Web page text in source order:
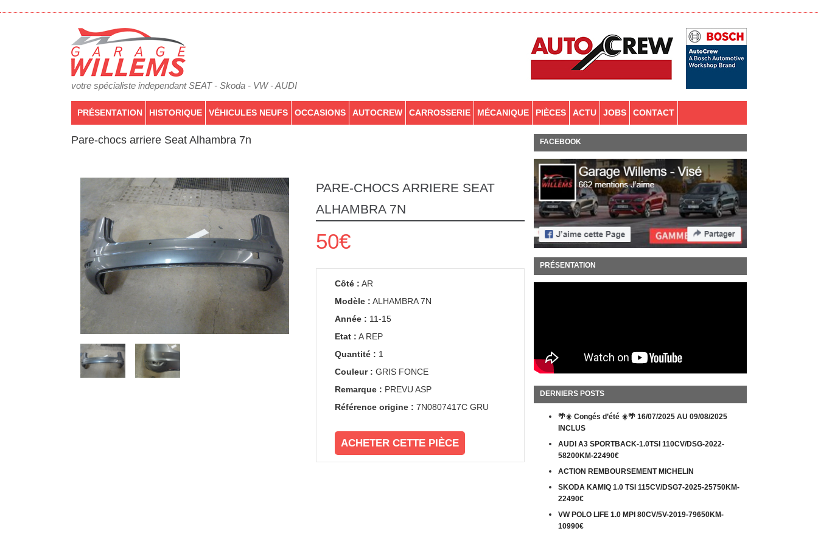
votre spécialiste independant SEAT - Skoda - VW - AUDI
PRÉSENTATION HISTORIQUE VÉHICULES NEUFS OCCASIONS AUTOCREW CARROSSERIE MÉCANIQUE PIÈCES ACTU JOBS CONTACT
Pare-chocs arriere Seat Alhambra 7n
PARE-CHOCS ARRIERE SEAT
ALHAMBRA 7N
50€
Côté : AR
Modèle : ALHAMBRA 7N
Année : 11-15
Etat : A REP
Quantité : 1
Couleur : GRIS FONCE
Remarque : PREVU ASP
Référence origine : 7N0807417C GRU
ACHETER CETTE PIÈCE
FACEBOOK
PRÉSENTATION
DERNIERS POSTS
🌴☀️ Congés d’été ☀️🌴 16/07/2025 AU 09/08/2025
INCLUS
AUDI A3 SPORTBACK-1.0TSI 110CV/DSG-2022-
58200KM-22490€
ACTION REMBOURSEMENT MICHELIN
SKODA KAMIQ 1.0 TSI 115CV/DSG7-2025-25750KM-
22490€
VW POLO LIFE 1.0 MPI 80CV/5V-2019-79650KM-
10990€